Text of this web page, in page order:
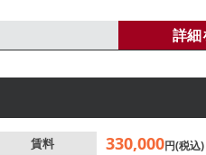
詳細
賃料 330,000円(税込)